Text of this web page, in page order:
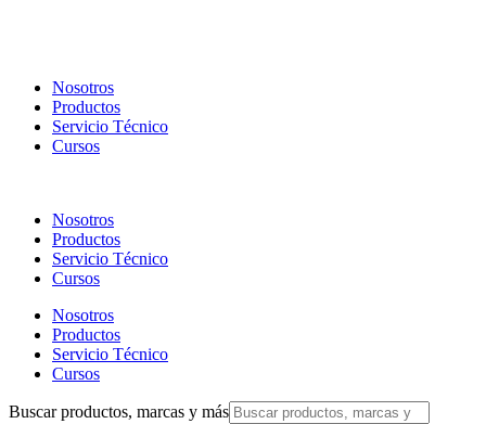
Nosotros
Productos
Servicio Técnico
Cursos
Nosotros
Productos
Servicio Técnico
Cursos
Nosotros
Productos
Servicio Técnico
Cursos
Buscar productos, marcas y más